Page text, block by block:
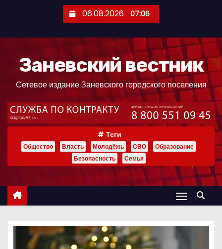
ж
06.08.2026 07:06
Заневский вестник
Сетевое издание Заневского городского поселения
Теги
Общество Власть Молодёжь СВО
Образование
Безопасность
Семья